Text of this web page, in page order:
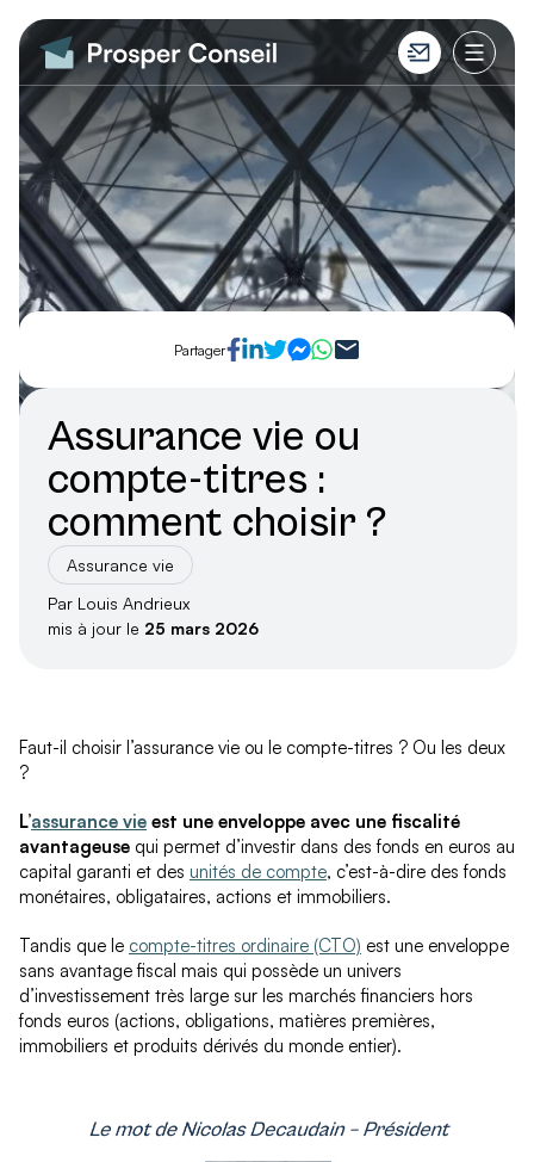
Partager
Assurance vie ou
compte-titres :
comment choisir ?
Assurance vie
Par Louis Andrieux
mis à jour le 25 mars 2026
Faut-il choisir l’assurance vie ou le compte-titres ? Ou les deux
?
L’assurance vie est une enveloppe avec une fiscalité
avantageuse qui permet d’investir dans des fonds en euros au
capital garanti et des unités de compte, c’est-à-dire des fonds
monétaires, obligataires, actions et immobiliers.
Tandis que le compte-titres ordinaire (CTO) est une enveloppe
sans avantage fiscal mais qui possède un univers
d’investissement très large sur les marchés financiers hors
fonds euros (actions, obligations, matières premières,
immobiliers et produits dérivés du monde entier).